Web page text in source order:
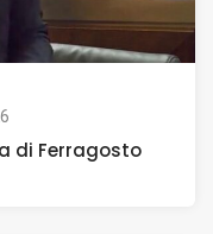
di Ferragosto